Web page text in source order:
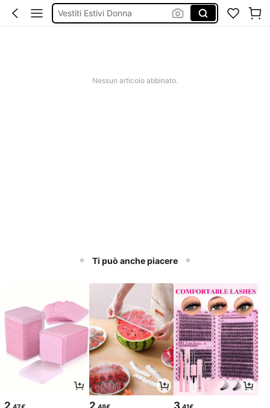
Vestiti Estivi Donna
Nessun articolo abbinato.
Ti può anche piacere
2 2 3